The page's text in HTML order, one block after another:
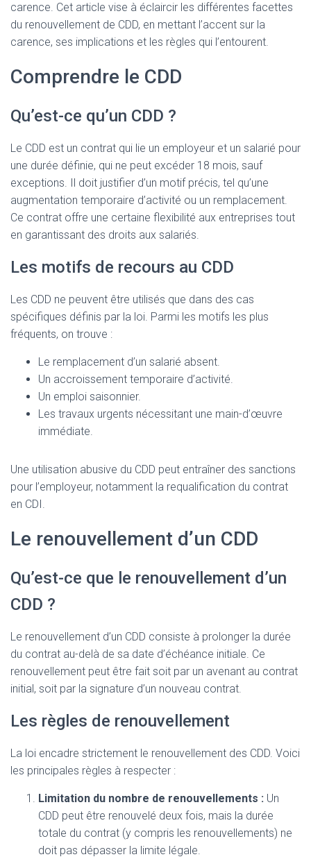
carence. Cet article vise à éclaircir les différentes facettes
du renouvellement de CDD, en mettant l’accent sur la
carence, ses implications et les règles qui l’entourent.
Comprendre le CDD
Qu’est-ce qu’un CDD ?
Le CDD est un contrat qui lie un employeur et un salarié pour
une durée définie, qui ne peut excéder 18 mois, sauf
exceptions. Il doit justifier d’un motif précis, tel qu’une
augmentation temporaire d’activité ou un remplacement.
Ce contrat offre une certaine flexibilité aux entreprises tout
en garantissant des droits aux salariés.
Les motifs de recours au CDD
Les CDD ne peuvent être utilisés que dans des cas
spécifiques définis par la loi. Parmi les motifs les plus
fréquents, on trouve :
Le remplacement d’un salarié absent.
Un accroissement temporaire d’activité.
Un emploi saisonnier.
Les travaux urgents nécessitant une main-d’œuvre
immédiate.
Une utilisation abusive du CDD peut entraîner des sanctions
pour l’employeur, notamment la requalification du contrat
en CDI.
Le renouvellement d’un CDD
Qu’est-ce que le renouvellement d’un
CDD ?
Le renouvellement d’un CDD consiste à prolonger la durée
du contrat au-delà de sa date d’échéance initiale. Ce
renouvellement peut être fait soit par un avenant au contrat
initial, soit par la signature d’un nouveau contrat.
Les règles de renouvellement
La loi encadre strictement le renouvellement des CDD. Voici
les principales règles à respecter :
Limitation du nombre de renouvellements : Un
CDD peut être renouvelé deux fois, mais la durée
totale du contrat (y compris les renouvellements) ne
doit pas dépasser la limite légale.